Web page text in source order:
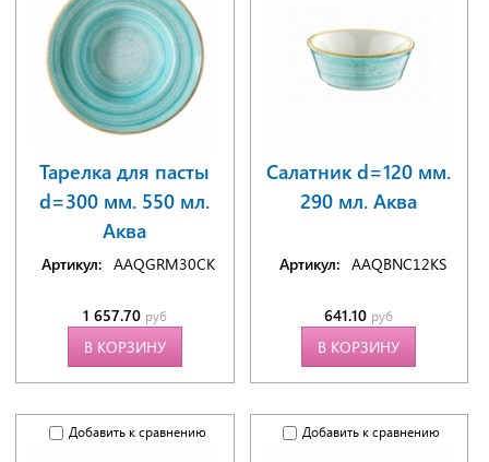
Тарелка для пасты
d=300 мм. 550 мл.
Аква
Артикул: AAQGRM30CK
1 657.70 руб
В КОРЗИНУ
Салатник d=120 мм.
290 мл. Аква
Артикул: AAQBNC12KS
641.10 руб
В КОРЗИНУ
Добавить к сравнению Добавить к сравнению